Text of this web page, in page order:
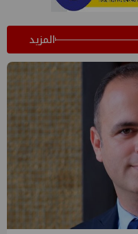
المزيد